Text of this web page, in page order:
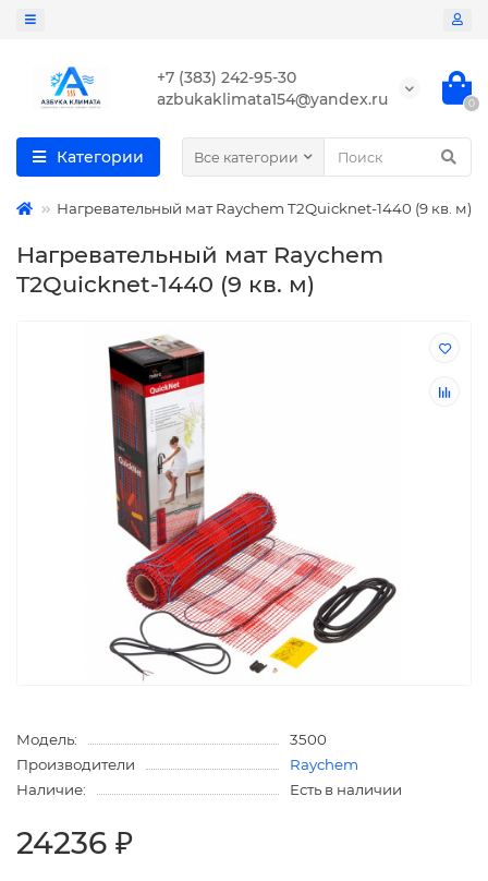
+7 (383) 242-95-30
azbukaklimata154@yandex.ru
0
Категории Все категории
Нагревательный мат Raychem T2Quicknet-1440 (9 кв. м)
Нагревательный мат Raychem
T2Quicknet-1440 (9 кв. м)
Модель:
3500
Производители
Raychem
Наличие:
Есть в наличии
24236 ₽